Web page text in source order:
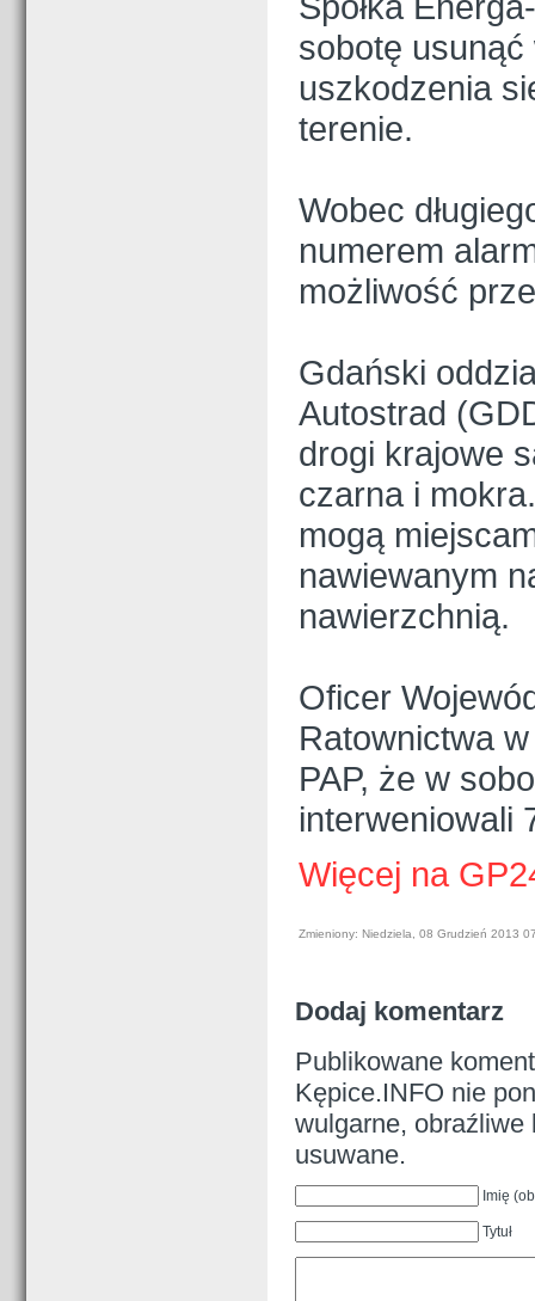
sobotę
uszkodzenia
terenie.
Wobec
numerem
możliwość
Gdański
Autostrad
drogi krajowe
czarna i
mogą
nawiewanym
nawierzchnią.
Oficer
Ratownictwa
PAP, że w
interweniowali
Więcej na
Zmieniony: Niedziela, 08 Grudzień 2013
Dodaj komentarz
Publikowane
Kępice.INFO nie
wulgarne, obraźliwe
usuwane.
Imię
Tytuł